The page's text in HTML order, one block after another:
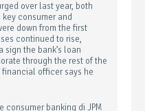
over last year, both
consumer and
down from the first
continued to rise,
the bank’s loan
through the rest of the
financial officer says he
consumer banking di JPM